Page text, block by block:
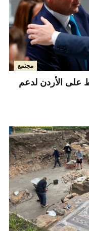
مجتمع
على الأردن لدعم